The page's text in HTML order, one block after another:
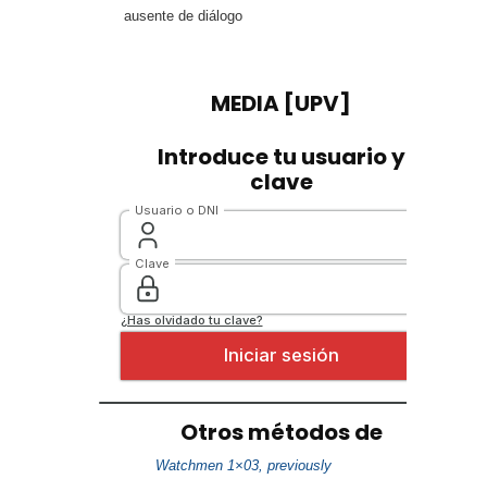
ausente de diálogo
Watchmen 1×03, previously